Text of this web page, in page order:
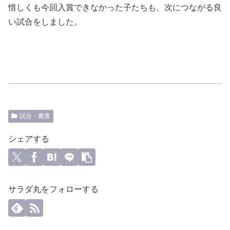
惜しくも今回入賞できなかった子たちも、次につながる良
い試合をしました。
試合・審査
シェアする
サラダ丸をフォローする